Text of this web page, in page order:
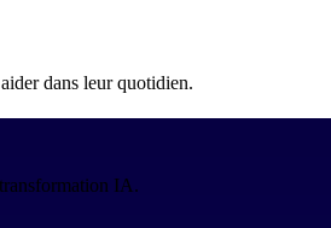
dans leur quotidien.
IA.